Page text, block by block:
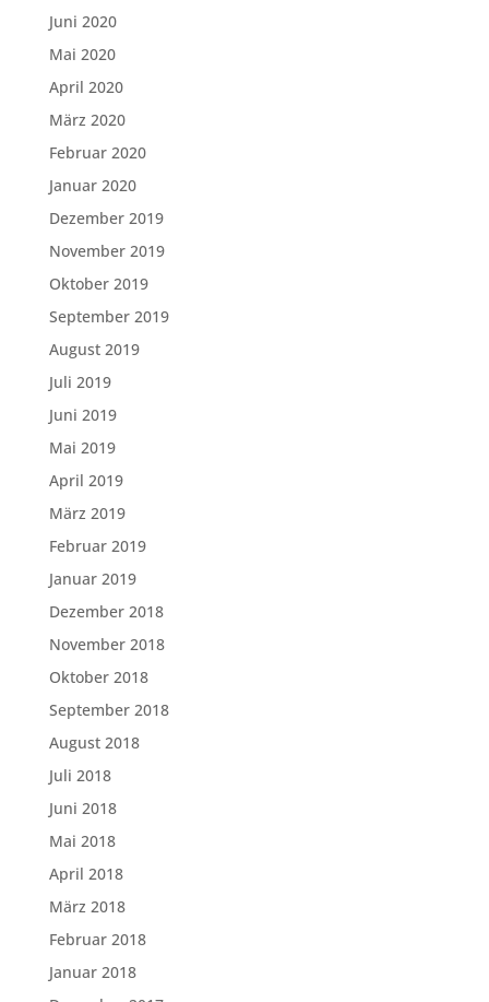
Juni 2020
Mai 2020
April 2020
März 2020
Februar 2020
Januar 2020
Dezember 2019
November 2019
Oktober 2019
September 2019
August 2019
Juli 2019
Juni 2019
Mai 2019
April 2019
März 2019
Februar 2019
Januar 2019
Dezember 2018
November 2018
Oktober 2018
September 2018
August 2018
Juli 2018
Juni 2018
Mai 2018
April 2018
März 2018
Februar 2018
Januar 2018